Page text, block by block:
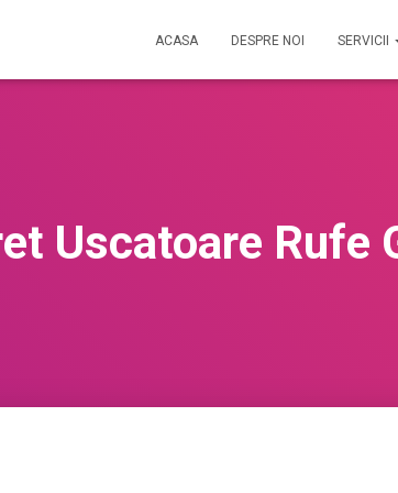
ACASA DESPRE NOI SERVICII
Uscatoare Rufe